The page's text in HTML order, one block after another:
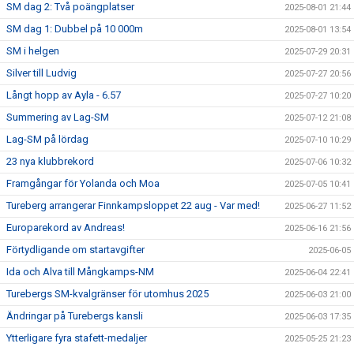
SM dag 2: Två poängplatser 2025-08-01 21:44
SM dag 1: Dubbel på 10 000m 2025-08-01 13:54
SM i helgen 2025-07-29 20:31
Silver till Ludvig 2025-07-27 20:56
Långt hopp av Ayla - 6.57 2025-07-27 10:20
Summering av Lag-SM 2025-07-12 21:08
Lag-SM på lördag 2025-07-10 10:29
23 nya klubbrekord 2025-07-06 10:32
Framgångar för Yolanda och Moa 2025-07-05 10:41
Tureberg arrangerar Finnkampsloppet 22 aug - Var med! 2025-06-27 11:52
Europarekord av Andreas! 2025-06-16 21:56
Förtydligande om startavgifter 2025-06-05
Ida och Alva till Mångkamps-NM 2025-06-04 22:41
Turebergs SM-kvalgränser för utomhus 2025 2025-06-03 21:00
Ändringar på Turebergs kansli 2025-06-03 17:35
Ytterligare fyra stafett-medaljer 2025-05-25 21:23